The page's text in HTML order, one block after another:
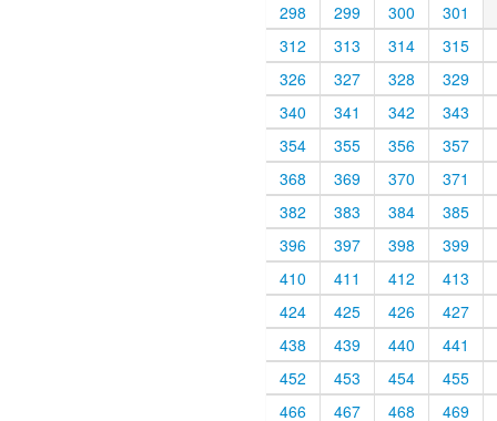
298
299 300
301
312
313 314
315
326
327 328
329
340
341 342
343
354
355 356
357
368
369 370
371
382
383 384
385
396
397 398
399
410
411 412
413
424
425 426
427
438
439 440
441
452
453 454
455
466
467 468
469